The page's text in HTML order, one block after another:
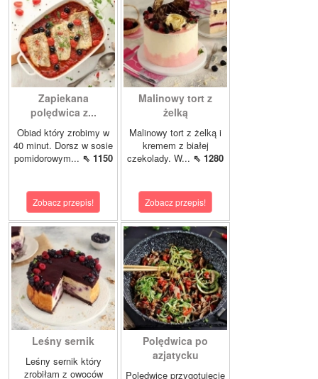
Zapiekana
polędwica z...
Obiad który zrobimy w
40 minut. Dorsz w sosie
pomidorowym... ⇖ 1150
Zobacz przepis!
Malinowy tort z
żelką
Malinowy tort z żelką i
kremem z białej
czekolady. W... ⇖ 1280
Zobacz przepis!
Leśny sernik
Leśny sernik który
zrobiłam z owoców
Polędwica po
azjatycku
Polędwicę przygotujecie